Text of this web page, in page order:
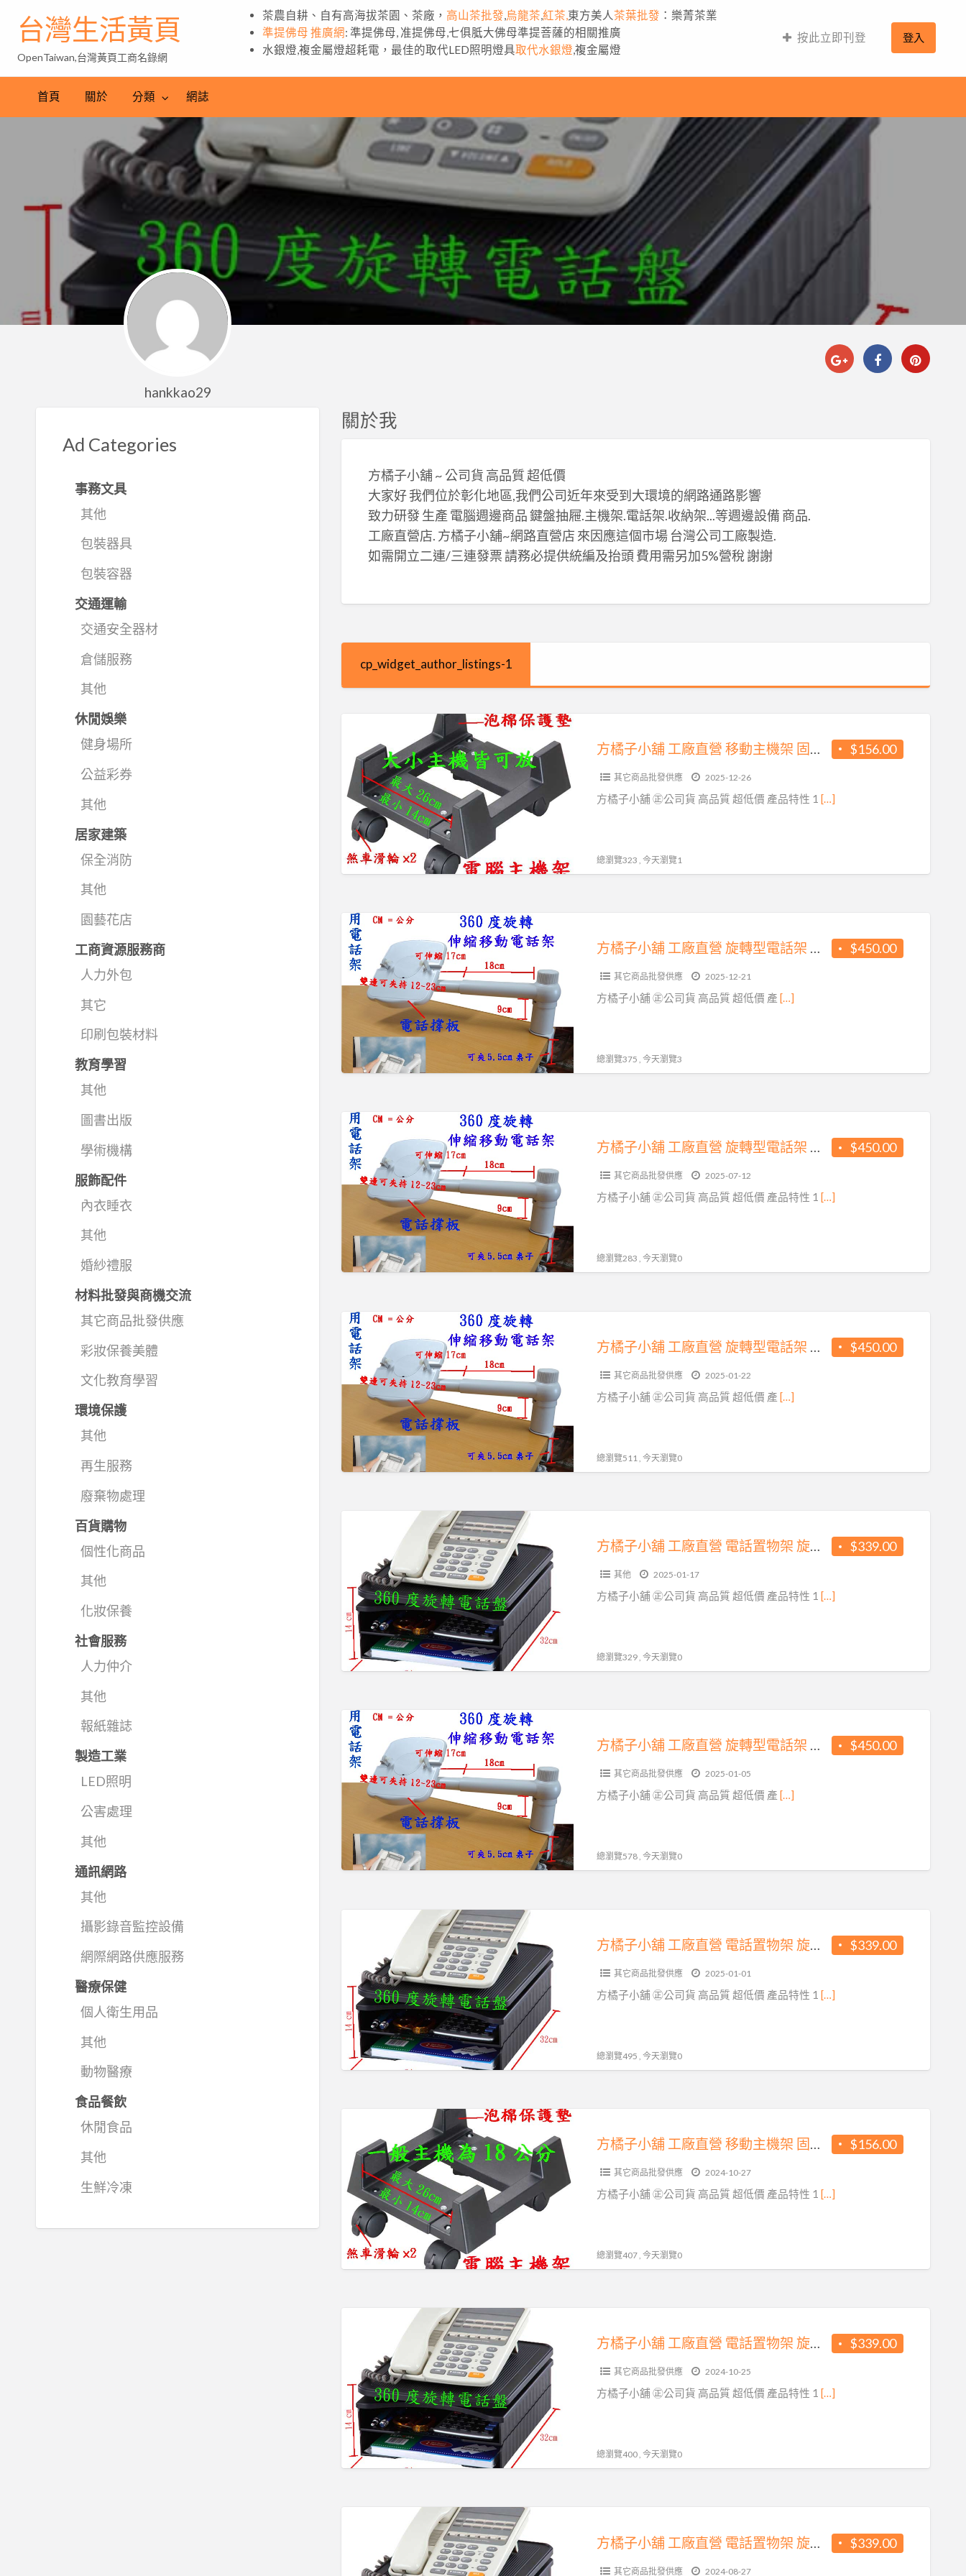
台灣生活黃頁
OpenTaiwan,台灣黃頁工商名錄網
茶農自耕、自有高海拔茶園、茶廠， 高山茶批發 烏龍茶 紅茶, 東方美人 茶葉批發 ：樂菁茶業
準提佛母 推廣網: 準提佛母, 准提佛母,七俱胝大佛母準提菩薩的相關推廣
水銀燈,複金屬燈超耗電，最佳的取代LED照明燈具取代水銀燈 ,複金屬燈
按此立即刊登 登入
首頁 關於 分類 網誌
hankkao29
Ad Categories
事務文具
其他
包裝器具
包裝容器
交通運輸
交通安全器材
倉儲服務
其他
休閒娛樂
健身場所
公益彩券
其他
居家建築
保全消防
其他
園藝花店
工商資源服務商
人力外包
其它
印刷包裝材料
教育學習
其他
圖書出版
學術機構
服飾配件
內衣睡衣
其他
婚紗禮服
材料批發與商機交流
其它商品批發供應
彩妝保養美體
文化教育學習
環境保護
其他
再生服務
廢棄物處理
百貨購物
個性化商品
其他
化妝保養
社會服務
人力仲介
其他
報紙雜誌
製造工業
LED照明
公害處理
其他
通訊網路
其他
攝影錄音監控設備
網際網路供應服務
醫療保健
個人衛生用品
其他
動物醫療
食品餐飲
休閒食品
其他
生鮮冷凍
關於我
方橘子小舖 ~ 公司貨 高品質 超低價
大家好 我們位於彰化地區,我們公司近年來受到大環境的網路通路影響
致力研發 生產 電腦週邊商品 鍵盤抽屜.主機架.電話架.收納架...等週邊設備 商品.
工廠直營店. 方橘子小舖~網路直營店 來因應這個市場 台灣公司工廠製造.
如需開立二連/三連發票 請務必提供統編及抬頭 費用需另加5%營稅 謝謝
cp_widget_author_listings-1
小
舖
工
廠
直
營
動
主
機
架
主
機
架
品
質
超
低
價
個
(CH-
$156.00
方橘子小舖 工廠直營 移動主機架 固定主機架 高品質 超低價 156元/個 (CH-320)
其它商品批發供應 2025-12-26
方橘子小舖 ㊣公司貨 高品質 超低價 產品特性 1 […]
總瀏覽323 , 今天瀏覽1
方
橘
子
廠
直
營
轉
型
電
話
司
貨
高
質
超
低
價
450
(CH-
350)
$450.00
方橘子小舖 工廠直營 旋轉型電話架 公司貨 高品質 超低價450元/個(CH-350)
其它商品批發供應 2025-12-21
​​​​​方橘子小舖 ㊣公司貨 高品質 超低價 產 […]
總瀏覽375 , 今天瀏覽3
方
橘
子
廠
直
營
轉
型
電
話
貨
高
450
元/
個
(CH-
350)
$450.00
方橘子小舖 工廠直營 旋轉型電話架 公司貨 高品質 超低價450元/個(CH-350)
其它商品批發供應 2025-07-12
方橘子小舖 ㊣公司貨 高品質 超低價 產品特性 1 […]
總瀏覽283 , 今天瀏覽0
方
橘
子
廠
直
營
架
公
司
貨
高
質
超
低
價
450
(CH-
350)
$450.00
方橘子小舖 工廠直營 旋轉型電話架 公司貨 高品質 超低價450元/個(CH-350)
其它商品批發供應 2025-01-22
​​​​​方橘子小舖 ㊣公司貨 高品質 超低價 產 […]
總瀏覽511 , 今天瀏覽0
工
廠
直
營
話
置
物
架
電
話
架
質
低
價
339
$339.00
方橘子小舖 工廠直營 電話置物架 旋轉電話架 公司貨 高品質 超低價339元/個(CH-263)
其他 2025-01-17
方橘子小舖 ㊣公司貨 高品質 超低價 產品特性 1 […]
總瀏覽329 , 今天瀏覽0
方
橘
子
廠
直
營
架
公
司
貨
高
價
450
元/
個
(CH-
350)
$450.00
方橘子小舖 工廠直營 旋轉型電話架 公司貨 高品質 超低價450元/個(CH-350)
其它商品批發供應 2025-01-05
​​​​​方橘子小舖 ㊣公司貨 高品質 超低價 產 […]
總瀏覽578 , 今天瀏覽0
工
廠
直
營
架
旋
轉
電
話
架
價
339
元/
個
(CH-
$339.00
方橘子小舖 工廠直營 電話置物架 旋轉電話架 高品質 超低價339元/個(CH-263)
其它商品批發供應 2025-01-01
方橘子小舖 ㊣公司貨 高品質 超低價 產品特性 1 […]
總瀏覽495 , 今天瀏覽0
小
舖
工
廠
直
營
固
定
主
機
架
$156.00
方橘子小舖 工廠直營 移動主機架 固定主機架 高品質 超低價 156元/個 (CH-320)
其它商品批發供應 2024-10-27
方橘子小舖 ㊣公司貨 高品質 超低價 產品特性 1 […]
總瀏覽407 , 今天瀏覽0
工
廠
直
營
$339.00
方橘子小舖 工廠直營 電話置物架 旋轉電話架 高品質 超低價339元/個(CH-263)
其它商品批發供應 2024-10-25
方橘子小舖 ㊣公司貨 高品質 超低價 產品特性 1 […]
總瀏覽400 , 今天瀏覽0
$339.00
方橘子小舖 工廠直營 電話置物架 旋轉電話架 公司貨 高品質 超低價339元/個(CH-263)
其它商品批發供應 2024-08-27